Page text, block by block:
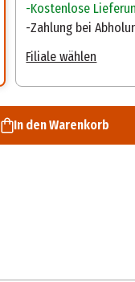
Kostenlose
Zahlung bei
Filiale wählen
In den Warenkorb